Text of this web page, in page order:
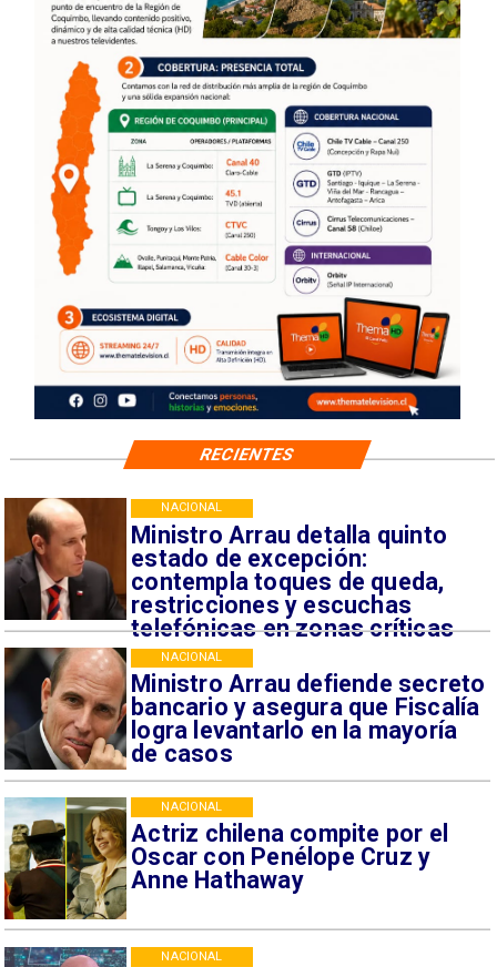
Ministro Arrau detalla quinto
estado de excepción:
contempla toques de queda,
restricciones y escuchas
telefónicas en zonas críticas
NACIONAL
Ministro Arrau defiende secreto
bancario y asegura que Fiscalía
logra levantarlo en la mayoría
de casos
NACIONAL
Actriz chilena compite por el
Oscar con Penélope Cruz y
Anne Hathaway
NACIONAL
NACIONAL
RECIENTES